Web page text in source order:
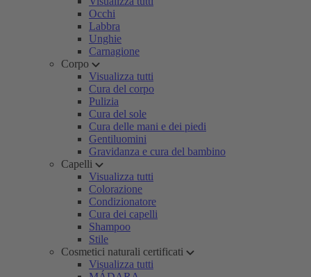
Occhi
Labbra
Unghie
Carnagione
Corpo
Visualizza tutti
Cura del corpo
Pulizia
Cura del sole
Cura delle mani e dei piedi
Gentiluomini
Gravidanza e cura del bambino
Capelli
Visualizza tutti
Colorazione
Condizionatore
Cura dei capelli
Shampoo
Stile
Cosmetici naturali certificati
Visualizza tutti